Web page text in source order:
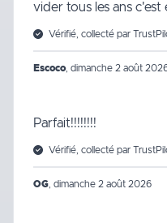
vider tous les ans
Vérifié, collecté par
Escoco, dimanche 2 août
Parfait!!!!!!!!
Vérifié, collecté par
OG dimanche 2 août 2026